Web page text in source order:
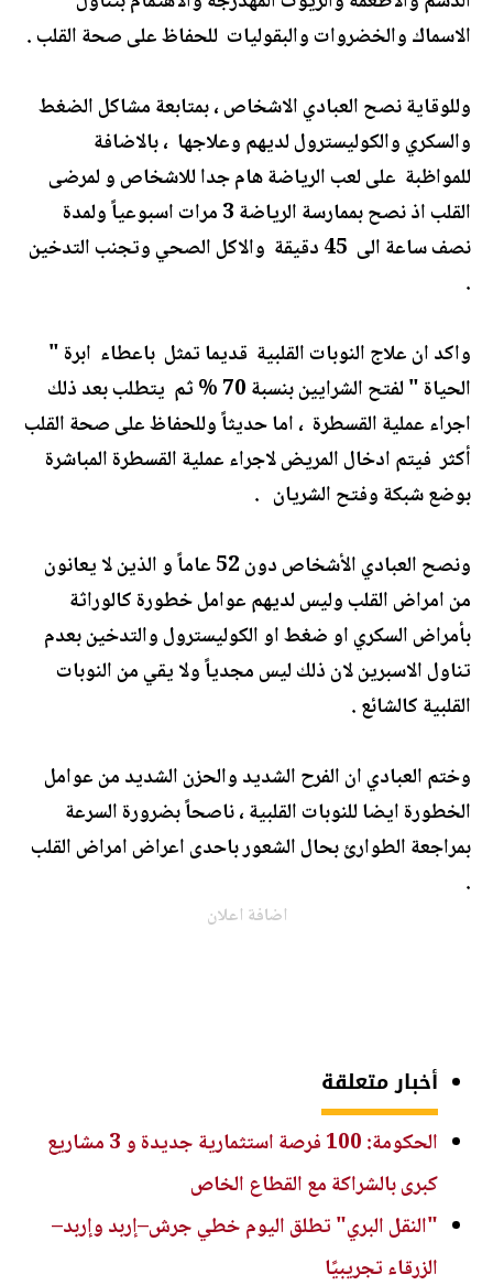
الاسماك والخضروات والبقوليات للحفاظ على صحة القلب .
وللوقاية نصح العبادي الاشخاص ، بمتابعة مشاكل الضغط
والسكري والكوليسترول لديهم وعلاجها ، بالاضافة
للمواظبة على لعب الرياضة هام جدا للاشخاص و لمرضى
القلب اذ نصح بممارسة الرياضة 3 مرات اسبوعياً ولمدة
نصف ساعة الى 45 دقيقة والاكل الصحي وتجنب التدخين
.
واكد ان علاج النوبات القلبية قديما تمثل باعطاء ابرة "
الحياة " لفتح الشرايين بنسبة 70 % ثم يتطلب بعد ذلك
اجراء عملية القسطرة ، اما حديثاً وللحفاظ على صحة القلب
أكثر فيتم ادخال المريض لاجراء عملية القسطرة المباشرة
بوضع شبكة وفتح الشريان .
ونصح العبادي الأشخاص دون 52 عاماً و الذين لا يعانون
من امراض القلب وليس لديهم عوامل خطورة كالوراثة
بأمراض السكري او ضغط او الكوليسترول والتدخين بعدم
تناول الاسبرين لان ذلك ليس مجدياً ولا يقي من النوبات
القلبية كالشائع .
وختم العبادي ان الفرح الشديد والحزن الشديد من عوامل
الخطورة ايضا للنوبات القلبية ، ناصحاً بضرورة السرعة
بمراجعة الطوارئ بحال الشعور باحدى اعراض امراض القلب
.
اضافة اعلان
أخبار متعلقة
الحكومة: 100 فرصة استثمارية جديدة و 3 مشاريع
كبرى بالشراكة مع القطاع الخاص
"النقل البري" تطلق اليوم خطي جرش–إربد وإربد–
الزرقاء تجريبيًا